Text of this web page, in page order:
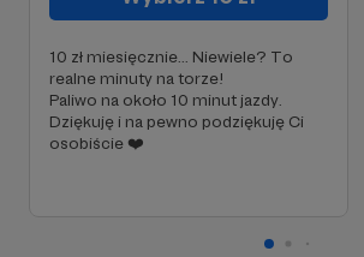
10 zł miesięcznie... Niewiele? To
realne minuty na torze!
Paliwo na około 10 minut jazdy.
Dziękuję i na pewno podziękuję Ci
osobiście ❤️